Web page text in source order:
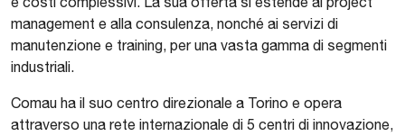
management e alla consulenza, nonché ai servizi di
manutenzione e training, per una vasta gamma di segmenti
industriali.
Comau ha il suo centro direzionale a Torino e opera
attraverso una rete internazionale di 5 centri di innovazione,